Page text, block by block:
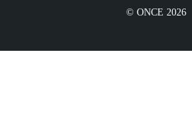
© ONCE 2026